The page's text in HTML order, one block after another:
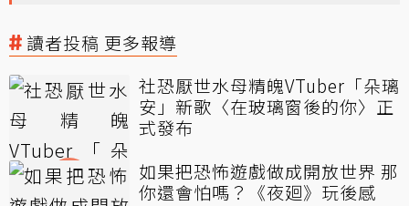
讀者投稿 更多報導
社恐厭世水母精魄VTuber「朵璃
安」新歌〈在玻璃窗後的你〉正
式發布
如果把恐怖遊戲做成開放世界 那
你還會怕嗎？《夜廻》玩後感